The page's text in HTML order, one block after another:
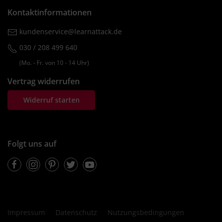
Kontaktinformationen
kundenservice@learnattack.de
030 / 208 499 640
(Mo. ‐ Fr. von 10 ‐ 14 Uhr)
Vertrag widerrufen
Widerruf starten
Folgt uns auf
FacebookInstagramPinterestTwitterYoutube
Impressum Datenschutz Nutzungsbedingungen